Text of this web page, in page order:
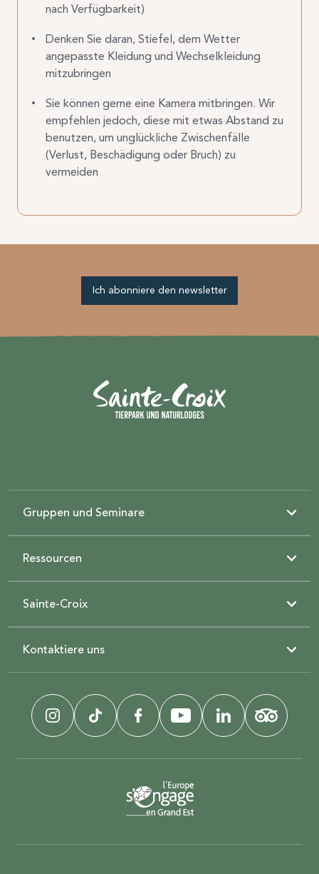
nach Verfügbarkeit)
Denken Sie daran, Stiefel, dem Wetter
angepasste Kleidung und Wechselkleidung
mitzubringen
Sie können gerne eine Kamera mitbringen. Wir
empfehlen jedoch, diese mit etwas Abstand zu
benutzen, um unglückliche Zwischenfälle
(Verlust, Beschädigung oder Bruch) zu
vermeiden
Ich abonniere den newsletter
Gruppen und Seminare
Ressourcen
Sainte-Croix
Kontaktiere uns